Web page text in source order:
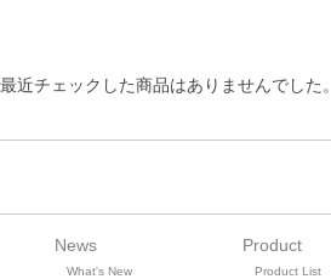
最近チェックした商品はありませんでした。
News
What's New
Product
Product List